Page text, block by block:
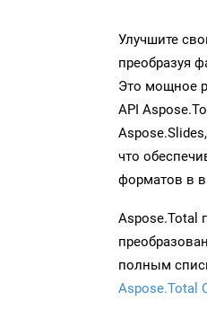
Улучшите
преобразуя
Это мощное
API
что
форматов в
Aspose.Total
полным
Aspose.Total